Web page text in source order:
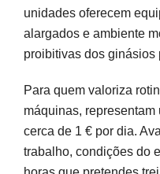
unidades oferecem
alargados e ambiente
proibitivas dos ginásios
Para quem valoriza
máquinas,
cerca de 1 € por dia.
trabalho, condições do